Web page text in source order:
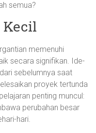
semua?
Kecil
memenuhi
secara signifikan. Ide-
sebelumnya saat
proyek tertunda
penting muncul:
perubahan besar
hari.